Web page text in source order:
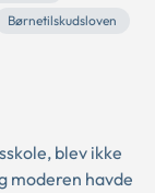
Børnetilskudsloven
blev ikke
moderen havde